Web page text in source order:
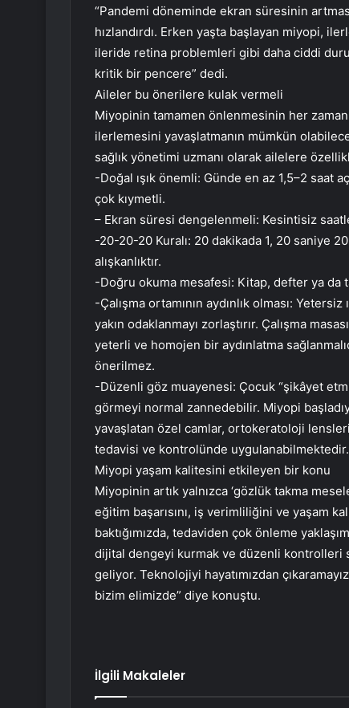
“Pandemi döneminde ekran süresinin
hızlandırdı. Erken yaşta başlayan miyopi,
ileride retina problemleri gibi daha ciddi
kritik bir pencere” dedi.
Aileler bu önerilere kulak vermeli
Miyopinin tamamen önlenmesinin her
ilerlemesini yavaşlatmanın mümkün
sağlık yönetimi uzmanı olarak ailelere
-Doğal ışık önemli: Günde en az 1,5–2 saat
çok kıymetli.
– Ekran süresi dengelenmeli: Kesintisiz
-20-20-20 Kuralı: 20 dakikada 1, 20 saniye
alışkanlıktır.
-Doğru okuma mesafesi: Kitap, defter ya da
-Çalışma ortamının aydınlık olması:
yakın odaklanmayı zorlaştırır. Çalışma
yeterli ve homojen bir aydınlatma
önerilmez.
-Düzenli göz muayenesi: Çocuk “şikâyet
görmeyi normal zannedebilir. Miyopi
yavaşlatan özel camlar, ortokeratoloji
tedavisi ve kontrolünde uygulanabilmektedir.
Miyopi yaşam kalitesini etkileyen bir konu
Miyopinin artık yalnızca ‘gözlük takma
eğitim başarısını, iş verimliliğini ve yaşam
baktığımızda, tedaviden çok önleme
dijital dengeyi kurmak ve düzenli kontrolleri
geliyor. Teknolojiyi hayatımızdan
bizim elimizde” diye konuştu.
İlgili Makaleler